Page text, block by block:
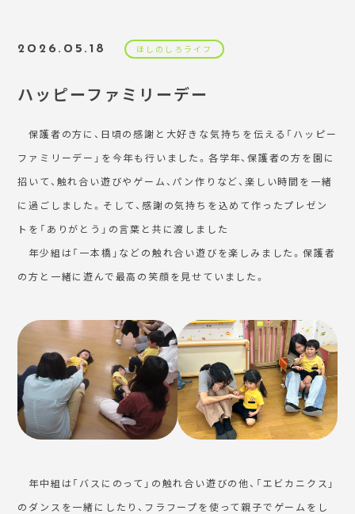
2026.05.18 ほしのしろライフ
ハッピーファミリーデー
保護者の方に、日頃の感謝と大好きな気持ちを伝える「ハッピー
ファミリーデー」を今年も行いました。各学年、保護者の方を園に
招いて、触れ合い遊びやゲーム、パン作りなど、楽しい時間を一緒
に過ごしました。そして、感謝の気持ちを込めて作ったプレゼン
トを「ありがとう」の言葉と共に渡しました
年少組は「一本橋」などの触れ合い遊びを楽しみました。保護者
の方と一緒に遊んで最高の笑顔を見せていました。
年中組は「バスにのって」の触れ合い遊びの他、「エビカニクス」
のダンスを一緒にしたり、フラフープを使って親子でゲームをし